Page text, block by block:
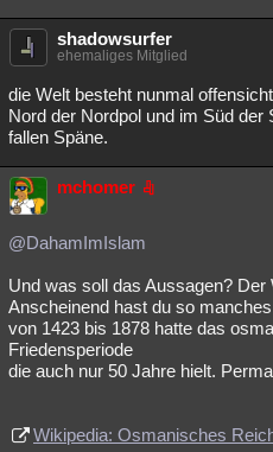
shadowsurfer
ehemaliges Mitglied
die Welt besteht nunmal
Nord der Nordpol und im Süd der
fallen Späne.
mchomer
@DahamImIslam
Und was soll das Aussagen? Der
Anscheinend hast du so
von 1423 bis 1878 hatte das
Friedensperiode
die auch nur 50 Jahre hielt.
Wikipedia: Osmanisches